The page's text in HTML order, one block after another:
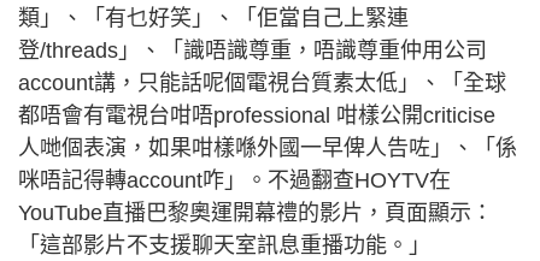
類」、「有乜好笑」、「佢當自己上緊連
登/threads」、「識唔識尊重，唔識尊重仲用公司
account講，只能話呢個電視台質素太低」、「全球
都唔會有電視台咁唔professional 咁樣公開criticise
人哋個表演，如果咁樣喺外國一早俾人告咗」、「係
咪唔記得轉account咋」。不過翻查HOYTV在
YouTube直播巴黎奧運開幕禮的影片，頁面顯示：
「這部影片不支援聊天室訊息重播功能。」